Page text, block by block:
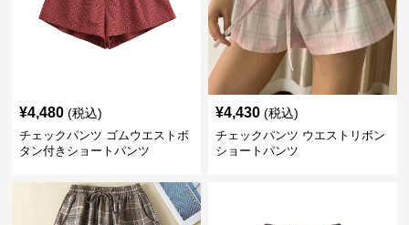
¥4,480 (税込)
チェックパンツ ゴムウエストボ
タン付きショートパンツ
¥4,430 (税込)
チェックパンツ ウエストリボン
ショートパンツ